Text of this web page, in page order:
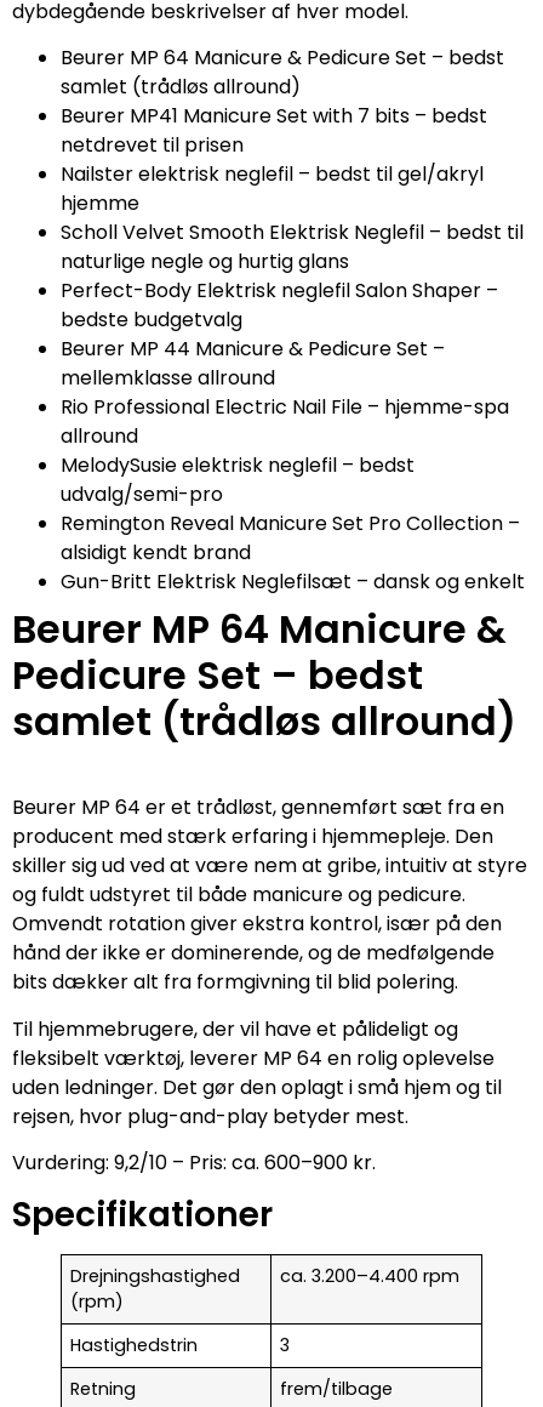
dybdegående beskrivelser af hver model.
Beurer MP 64 Manicure & Pedicure Set – bedst
samlet (trådløs allround)
Beurer MP41 Manicure Set with 7 bits – bedst
netdrevet til prisen
Nailster elektrisk neglefil – bedst til gel/akryl
hjemme
Scholl Velvet Smooth Elektrisk Neglefil – bedst til
naturlige negle og hurtig glans
Perfect-Body Elektrisk neglefil Salon Shaper –
bedste budgetvalg
Beurer MP 44 Manicure & Pedicure Set –
mellemklasse allround
Rio Professional Electric Nail File – hjemme-spa
allround
MelodySusie elektrisk neglefil – bedst
udvalg/semi-pro
Remington Reveal Manicure Set Pro Collection –
alsidigt kendt brand
Gun-Britt Elektrisk Neglefilsæt – dansk og enkelt
Beurer MP 64 Manicure &
Pedicure Set – bedst
samlet (trådløs allround)
Beurer MP 64 er et trådløst, gennemført sæt fra en
producent med stærk erfaring i hjemmepleje. Den
skiller sig ud ved at være nem at gribe, intuitiv at styre
og fuldt udstyret til både manicure og pedicure.
Omvendt rotation giver ekstra kontrol, især på den
hånd der ikke er dominerende, og de medfølgende
bits dækker alt fra formgivning til blid polering.
Til hjemmebrugere, der vil have et pålideligt og
fleksibelt værktøj, leverer MP 64 en rolig oplevelse
uden ledninger. Det gør den oplagt i små hjem og til
rejsen, hvor plug-and-play betyder mest.
Vurdering: 9,2/10 – Pris: ca. 600–900 kr.
Specifikationer
Drejningshastighed
(rpm)
ca. 3.200–4.400 rpm
Hastighedstrin
3
Retning
frem/tilbage